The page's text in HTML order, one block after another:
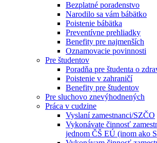
Bezplatné poradenstvo
Narodilo sa vám bábätko
Poistenie bábätka
Preventívne prehliadky
Benefity pre najmenších
Oznamovacie povinnosti
Pre študentov
Poradňa pre študenta o
Poistenie v zahraničí
Benefity pre študentov
Pre sluchovo znevýhodnených
Práca v cudzine
Vyslaní zamestnanci/SZČO
Vykonávate činnosť
jednom ČŠ EÚ (inom ako